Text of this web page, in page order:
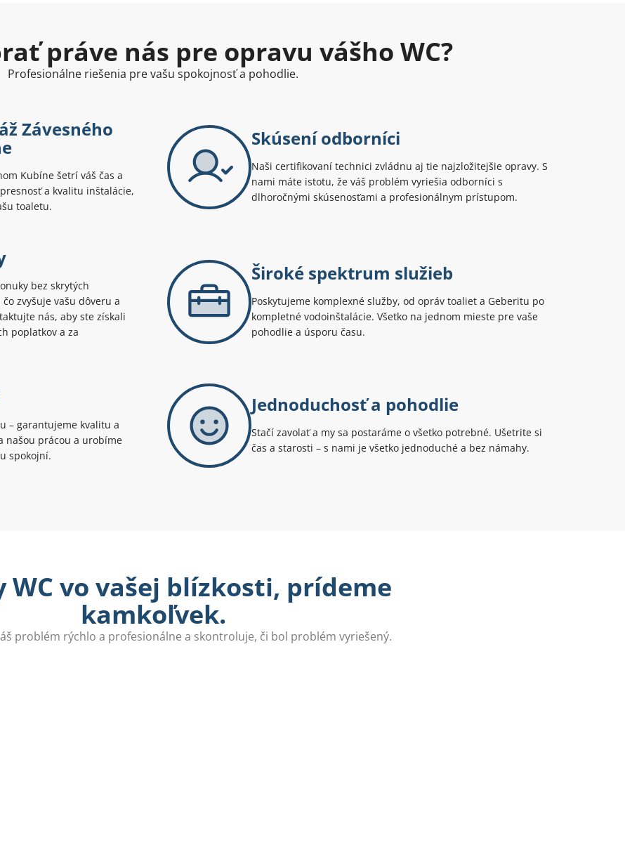
práve nás pre opravu vášho WC?
Profesionálne riešenia pre vašu spokojnosť a pohodlie.
Závesného
Kubíne šetrí váš čas a
a kvalitu inštalácie,
toaletu.
Skúsení odborníci
Naši certifikovaní technici zvládnu aj tie najzložitejšie opravy. S
nami máte istotu, že váš problém vyriešia odborníci s
dlhoročnými skúsenosťami a profesionálnym prístupom.
bez skrytých
zvyšuje vašu dôveru a
nás, aby ste získali
poplatkov a za
Široké spektrum služieb
Poskytujeme komplexné služby, od opráv toaliet a Geberitu po
kompletné vodoinštalácie. Všetko na jednom mieste pre vaše
pohodlie a úsporu času.
– garantujeme kvalitu a
našou prácou a urobíme
spokojní.
Jednoduchosť a pohodlie
Stačí zavolať a my sa postaráme o všetko potrebné. Ušetrite si
čas a starosti – s nami je všetko jednoduché a bez námahy.
WC vo vašej blízkosti, prídeme
kamkoľvek.
problém rýchlo a profesionálne a skontroluje, či bol problém vyriešený.